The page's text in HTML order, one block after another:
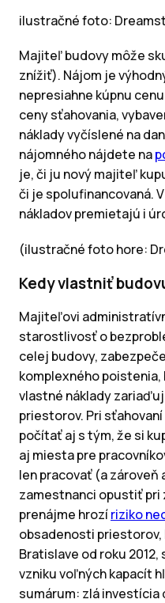
ilustračné foto:
Majiteľ budovy môže
znížiť). Nájom je
nepresiahne kúpnu
ceny sťahovania,
náklady vyčíslené na
nájomného nájdete na
je, či ju nový majiteľ
či je spolufinancovaná.
nákladov premietajú i
(ilustračné foto hore:
Kedy vlastniť
Majiteľovi
starostlivosť o
celej budovy,
komplexného
vlastné náklady
priestorov. Pri
počítať aj s tým, že si
aj miesta pre
len pracovať (a
zamestnanci opustiť pri
prenájme hrozíriziko
obsadenosti priestorov,
Bratislave od roku
vzniku voľných kapacít
sumárum: zlá investícia